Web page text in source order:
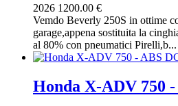
2026 1200.00 €
Vemdo Beverly 250S in ottime
garage,appena sostituita la
al 80% con pneumatici Pirelli,b...
Honda X-ADV 750